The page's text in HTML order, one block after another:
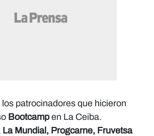
patrocinadores que hicieron
Bootcampen La Ceiba.
La Mundial, Progcarne, Fruvetsa